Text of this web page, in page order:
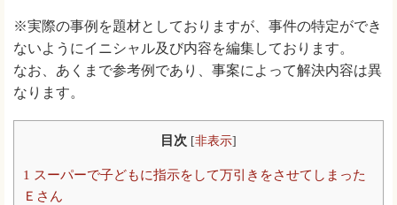
※実際の事例を題材としておりますが、事件の特定ができ
ないようにイニシャル及び内容を編集しております。
なお、あくまで参考例であり、事案によって解決内容は異
なります。
目次 [非表示]
1 スーパーで子どもに指示をして万引きをさせてしまった
Ｅさん